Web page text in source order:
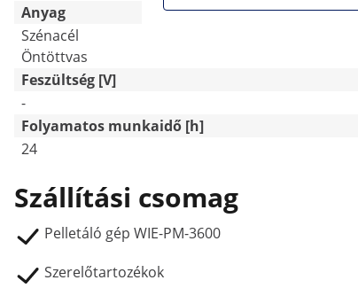
Anyag
Szénacél
Öntöttvas
Feszültség [V]
-
Folyamatos munkaidő [h]
24
Szállítási csomag
Pelletáló gép WIE-PM-3600
Szerelőtartozékok